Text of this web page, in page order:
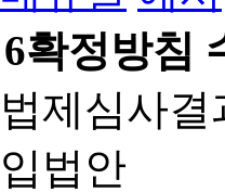
6확정방침
법제심사
입법안